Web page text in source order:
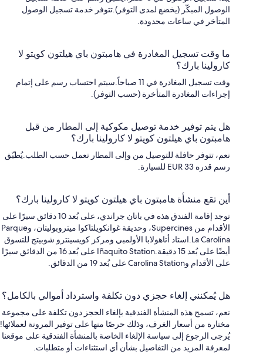
الوصول المبكّر (يخضع لمدى التوفر).تتوفر خدمة تسجيل الوصول
المتأخر في ساعات محدودة.
ما وقت تسجيل المغادرة في هامبتون باي هيلتون كويتو لا
كارولينا بارك؟
وقت تسجيل المغادرة في 11 صباحاً.سيتم احتساب رسم على إتمام
إجراءات المغادرة المتأخرة (حسب التوفر).
هل يتم توفير خدمة توصيل مكوكية إلى المطار من قبل
هامبتون باي هيلتون كويتو لا كارولينا بارك؟
نعم، تتوفر حافلة للتوصيل من وإلى المطار تعمل حسب الطلب.يُطبّق
رسم قدره EUR 33 للسيارة.
أين تقع منشأة هامبتون باي هيلتون كويتو لا كارولينا بارك؟
توجد إقامة الفندق هذه في باتان جراندي، على بُعد 10 دقائق سيرًا على
الأقدام من Supercines، وحديقة غوانكويلتاكوا ميتروبوليتان، وParque
La Carolina.استاد أتاهولابا الأولمبي ومركز كويسينترو شوبيتج للتسوق
أيضًا على بُعد 15 دقيقة.Iñaquito Station على بُعد 16 من الدقائق سيرًا
على الأقدام وCarolina Station على بُعد 19 من الدقائق.
هل يُمكنني إلغاء حجزي دون تكلفة واسترداد أموالي بالكامل؟
نعم، تسمح هذه المنشأة الفندقية بإلغاء الحجز دون تكلفة على مجموعة
مختارة من أسعار الغرف، وذلك حرصًا منها على توفير المرونة لعملائها!
يُرجى الرجوع إلى سياسة الإلغاء الخاصة بالمنشأة الفندقية على موقعنا
لمعرفة المزيد من التفاصيل بشأن أي استثناءات أو متطلبات.